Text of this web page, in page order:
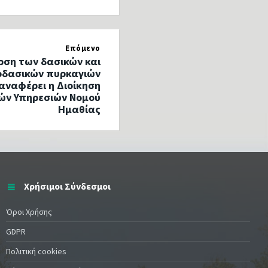
Επόμενο
των δασικών και
πυρκαγιών
η Διοίκηση
Υπηρεσιών Νομού
Ημαθίας
Χρήσιμοι Σύνδεσμοι
Όροι Χρήσης
GDPR
Πολιτική cookies